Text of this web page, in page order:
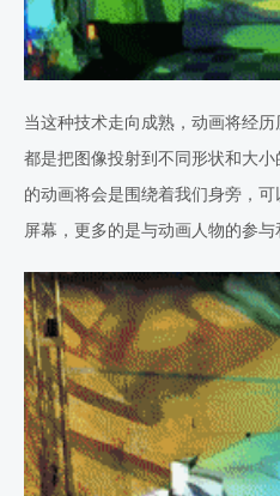
当这种技术走向成熟，动画将经
都是把图像投射到不同形状和大
的动画将会是围绕着我们身旁，
屏幕，更多的是与动画人物的参与